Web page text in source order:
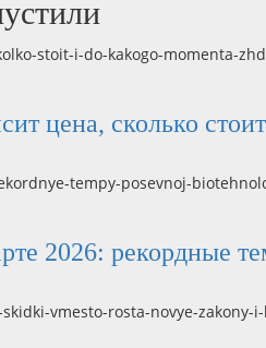
цена, сколько
2026: рекордные